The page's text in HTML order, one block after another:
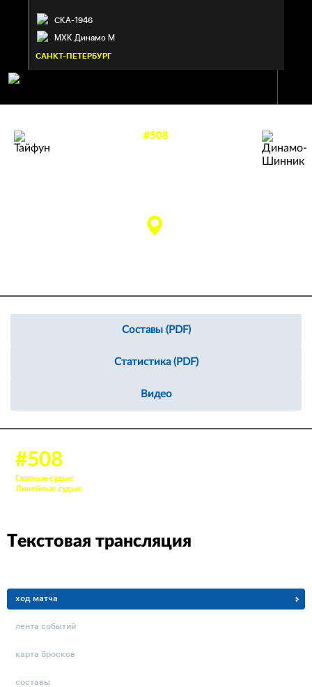
СКА-1946
МХК Динамо М
САНКТ-ПЕТЕРБУРГ
#508
Составы (PDF)
Статистика (PDF)
Видео
#508
Главные судьи:
Линейные судьи:
Текстовая трансляция
ход матча
лента событий
карта бросков
составы